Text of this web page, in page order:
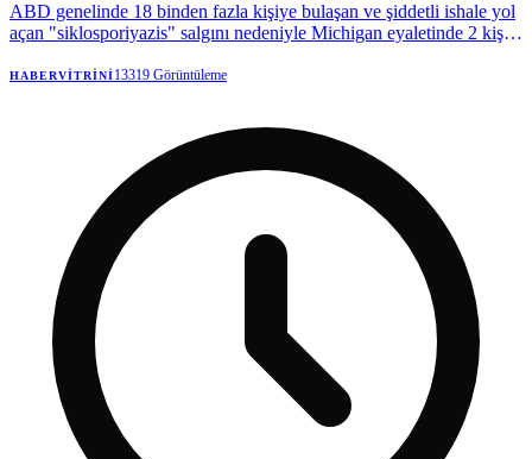
ABD genelinde 18 binden fazla kişiye bulaşan ve şiddetli ishale yol
açan "siklosporiyazis" salgını nedeniyle Michigan eyaletinde 2 kişi
HABERVITRINI13319 Görüntüleme